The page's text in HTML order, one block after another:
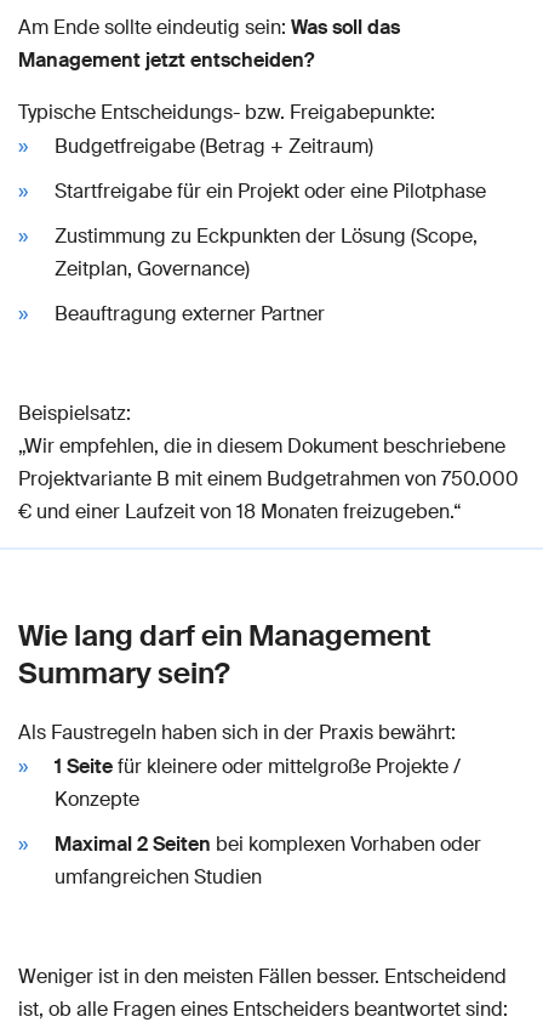
Am Ende sollte eindeutig sein: Was soll das
Management jetzt entscheiden?
Typische Entscheidungs- bzw. Freigabepunkte:
Budgetfreigabe (Betrag + Zeitraum)
Startfreigabe für ein Projekt oder eine Pilotphase
Zustimmung zu Eckpunkten der Lösung (Scope,
Zeitplan, Governance)
Beauftragung externer Partner
Beispielsatz:
„Wir empfehlen, die in diesem Dokument beschriebene
Projektvariante B mit einem Budgetrahmen von 750.000
€ und einer Laufzeit von 18 Monaten freizugeben.“
Wie lang darf ein Management
Summary sein?
Als Faustregeln haben sich in der Praxis bewährt:
1 Seitefür kleinere oder mittelgroße Projekte /
Konzepte
Maximal 2 Seiten bei komplexen Vorhaben oder
umfangreichen Studien
Weniger ist in den meisten Fällen besser. Entscheidend
ist, ob alle Fragen eines Entscheiders beantwortet sind: